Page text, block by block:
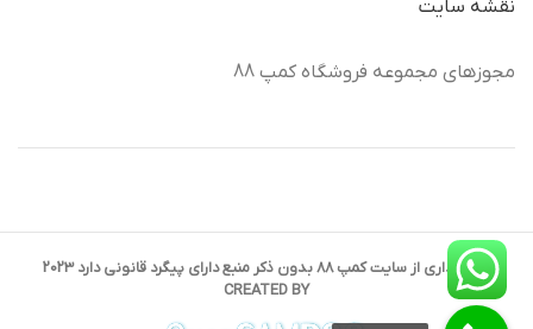
نقشه سایت
مجوزهای مجموعه فروشگاه کمپ 88
کپی برداری از سایت کمپ 88 بدون ذکر منبع دارای پیگرد قانونی دارد 2023
CREATED BY